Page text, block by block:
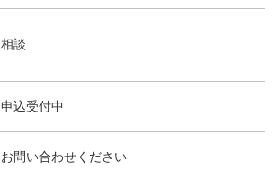
相談
申込受付中
お問い合わせください